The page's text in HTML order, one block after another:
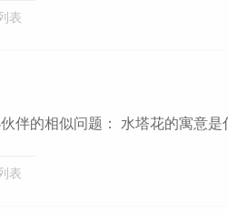
表
伴的相似问题： 水塔花的寓意
表